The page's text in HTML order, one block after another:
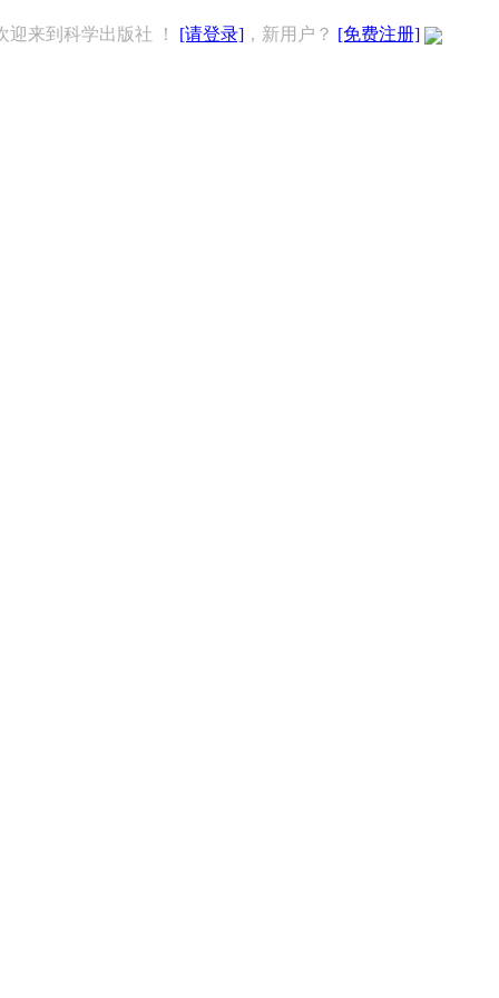
迎来到科学出版社 ！ [请登录] ，新用户？ [免费注册]